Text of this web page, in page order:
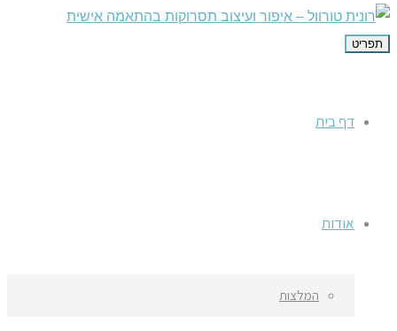
תפריט
דף בית
אודות
המלצות